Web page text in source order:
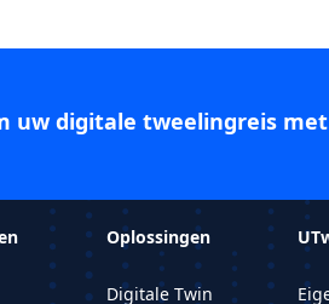
uw digitale tweelingreis
Oplossingen
Digitale Twin